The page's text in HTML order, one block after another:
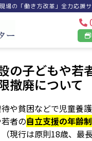
場の「働き方改革」全力応援サ
の子どもや
撤廃について
や貧困などで児童養
者の自立支援の年齢
現行は原則18歳、最長